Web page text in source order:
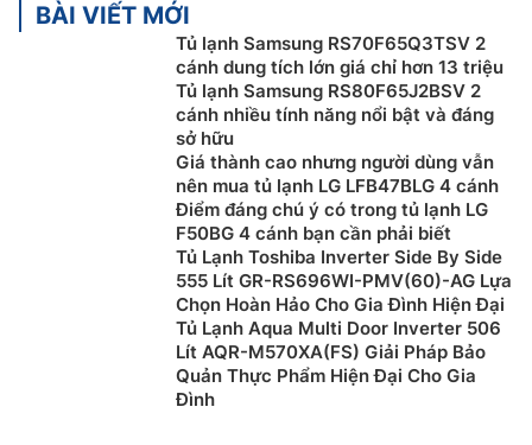
BÀI VIẾT MỚI
Tủ lạnh Samsung RS70F65Q3TSV 2
cánh dung tích lớn giá chỉ hơn 13 triệu
Tủ lạnh Samsung RS80F65J2BSV 2
cánh nhiều tính năng nổi bật và đáng
sở hữu
Giá thành cao nhưng người dùng vẫn
nên mua tủ lạnh LG LFB47BLG 4 cánh
Điểm đáng chú ý có trong tủ lạnh LG
F50BG 4 cánh bạn cần phải biết
Tủ Lạnh Toshiba Inverter Side By Side
555 Lít GR-RS696WI-PMV(60)-AG Lựa
Chọn Hoàn Hảo Cho Gia Đình Hiện Đại
Tủ Lạnh Aqua Multi Door Inverter 506
Lít AQR-M570XA(FS) Giải Pháp Bảo
Quản Thực Phẩm Hiện Đại Cho Gia
Đình